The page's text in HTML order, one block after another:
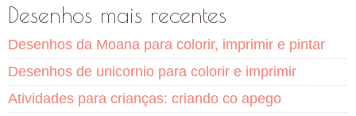
Desenhos mais recentes
Desenhos da Moana para colorir, imprimir e pintar
Desenhos de unicornio para colorir e imprimir
Atividades para crianças: criando co apego